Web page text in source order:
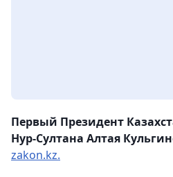
Первый Президент
Нур-Султана Алтая
zakon.kz.